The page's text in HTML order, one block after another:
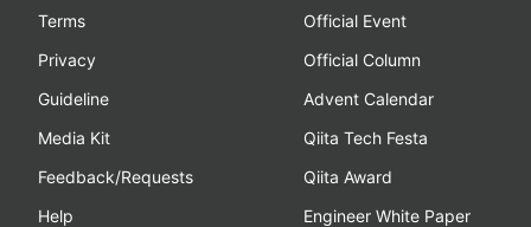
Terms
Privacy
Guideline
Media Kit
Feedback/Requests
Help
Official Event
Official Column
Advent Calendar
Qiita Tech Festa
Qiita Award
Engineer White Paper